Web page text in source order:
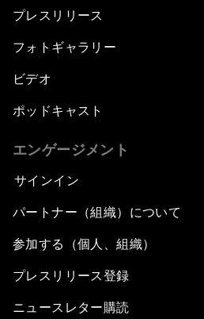
プレスリリース
フォトギャラリー
ビデオ
ポッドキャスト
エンゲージメント
サインイン
パートナー（組織）について
参加する（個人、組織）
プレスリリース登録
ニュースレター購読